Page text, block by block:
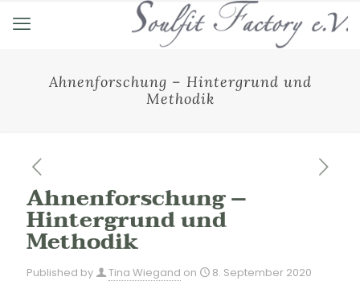
Ahnenforschung – Hintergrund und
Methodik
Ahnenforschung –
Hintergrund und
Methodik
Published by Tina Wiegand on 8. September 2020